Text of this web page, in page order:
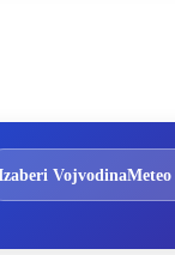
VojvodinaMeteo